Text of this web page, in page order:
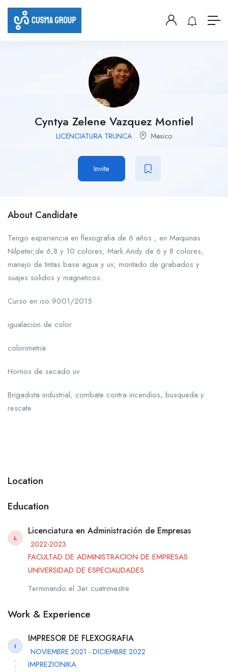
Cyntya Zelene Vazquez Montiel
LICENCIATURA TRUNCA Mexico
Invite
About Candidate
Tengo experiencia en flexografia de 6 años , en Maquinas
Nilpeter,de 6,8 y 10 colores, Mark Andy de 6 y 8 colores,
manejo de tintas base agua y uv, montado de grabados y
suajes solidos y magneticos.
Curso en iso 9001/2015
igualacion de color
colorimetria
Hornos de secado uv
Brigadista industrial, combate contra incendios, busqueda y
rescate
Location
Education
L
Licenciatura en Administración de Empresas
2022-2023
FACULTAD DE ADMINISTRACION DE EMPRESAS
UNIVERSIDAD DE ESPECIALIDADES
Terminando el 3er cuatrimestre
Work & Experience
I
IMPRESOR DE FLEXOGRAFIA
NOVIEMBRE 2021 - DICIEMBRE 2022
IMPREZIONIKA